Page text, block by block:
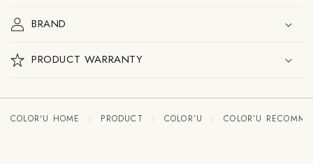
を
減
す す
BRAND
PRODUCT WARRANTY
COLOR'U HOME PRODUCT COLOR’U COLOR’U